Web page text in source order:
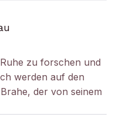
zu forschen und
werden auf den
der von seinem